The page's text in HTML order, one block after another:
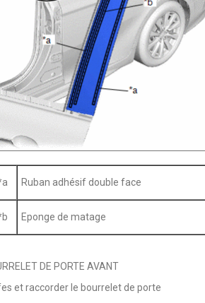
Ruban adhésif double face
Eponge de matage
DE PORTE AVANT
et raccorder le bourrelet de porte